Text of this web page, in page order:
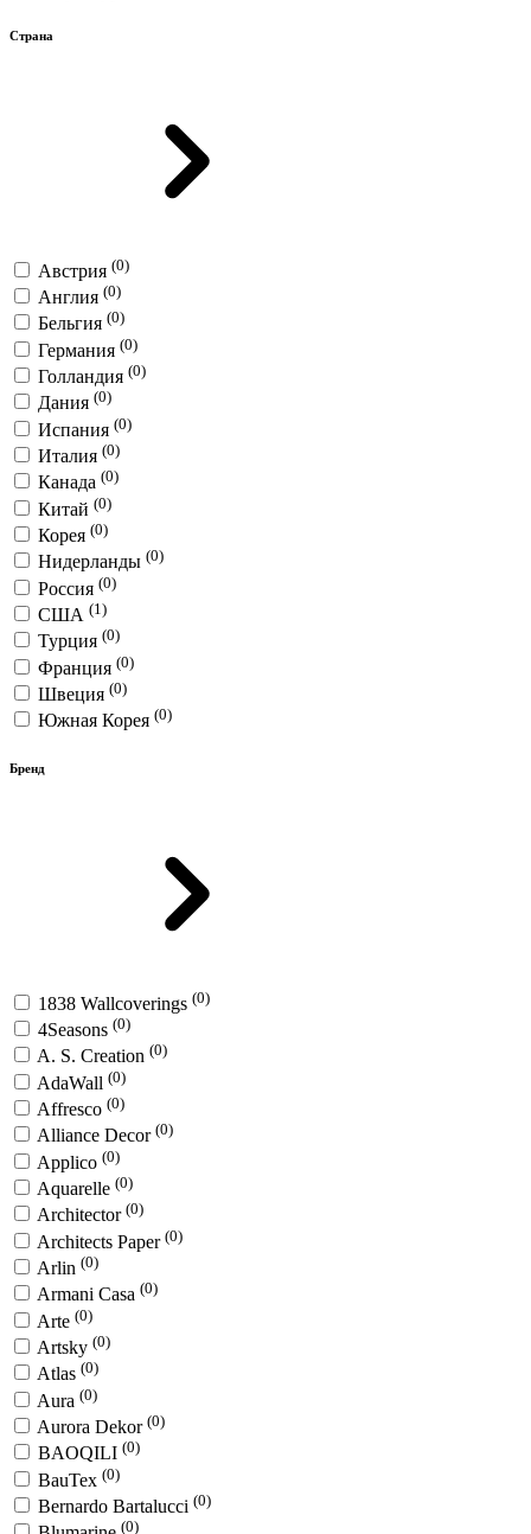
Страна
Австрия (0)
Англия (0)
Бельгия (0)
Германия (0)
Голландия (0)
Дания (0)
Испания (0)
Италия (0)
Канада (0)
Китай (0)
Корея (0)
Нидерланды (0)
Россия (0)
США (1)
Турция (0)
Франция (0)
Швеция (0)
Южная Корея (0)
Бренд
1838 Wallcoverings (0)
4Seasons (0)
A. S. Creation (0)
AdaWall (0)
Affresco (0)
Alliance Decor (0)
Applico (0)
Aquarelle (0)
Architector (0)
Architects Paper (0)
Arlin (0)
Armani Casa (0)
Arte (0)
Artsky (0)
Atlas (0)
Aura (0)
Aurora Dekor (0)
BAOQILI (0)
BauTex (0)
Bernardo Bartalucci (0)
(0)